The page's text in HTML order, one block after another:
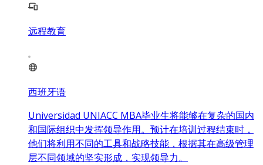
远程教育
西班牙语
Universidad UNIACC MBA毕业生将能够在复杂的国内
和国际组织中发挥领导作用。预计在培训过程结束时，
他们将利用不同的工具和战略技能，根据其在高级管理
层不同领域的坚实形成，实现领导力。